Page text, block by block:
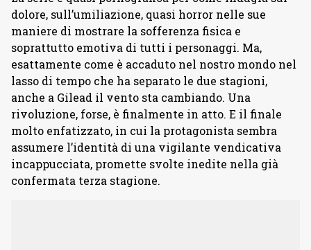
dolore, sull’umiliazione, quasi horror nelle sue
maniere di mostrare la sofferenza fisica e
soprattutto emotiva di tutti i personaggi. Ma,
esattamente come è accaduto nel nostro mondo nel
lasso di tempo che ha separato le due stagioni,
anche a Gilead il vento sta cambiando. Una
rivoluzione, forse, è finalmente in atto. E il finale
molto enfatizzato, in cui la protagonista sembra
assumere l’identità di una vigilante vendicativa
incappucciata, promette svolte inedite nella già
confermata terza stagione.